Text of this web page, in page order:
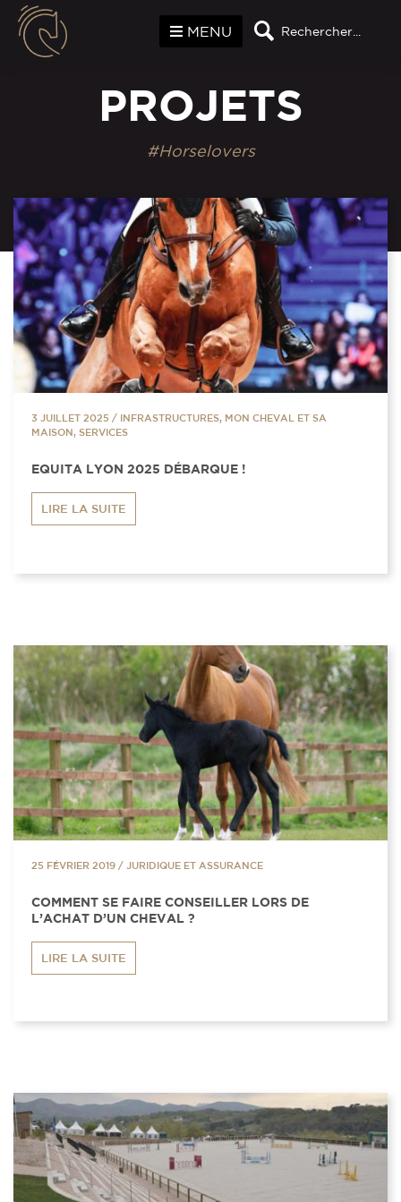
Rechercher...
MENU
PROJETS
#Horselovers
3 JUILLET 2025 / INFRASTRUCTURES, MON CHEVAL ET SA
MAISON, SERVICES
EQUITA LYON 2025 DÉBARQUE !
LIRE LA SUITE
25 FÉVRIER 2019 / JURIDIQUE ET ASSURANCE
COMMENT SE FAIRE CONSEILLER LORS DE
L’ACHAT D’UN CHEVAL ?
LIRE LA SUITE
Panneau de gestion des cookies